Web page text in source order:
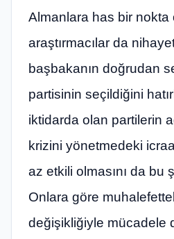
Almanlara has bir nokta
araştırmacılar da
başbakanın doğrudan
partisinin seçildiğini
iktidarda olan partilerin
krizini yönetmedeki
az etkili olmasını da bu
Onlara göre
değişikliğiyle mücadele